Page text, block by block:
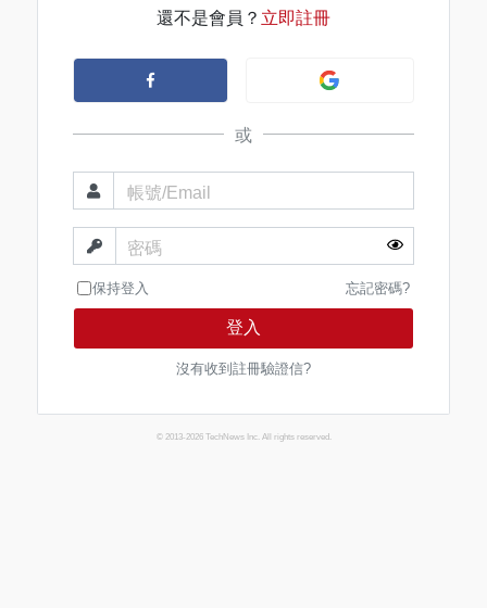
還不是會員？ 立即註冊
或
帳號/Email
密碼
保持登入 忘記密碼?
登入
沒有收到註冊驗證信?
© 2013-2026 TechNews Inc. All rights reserved.